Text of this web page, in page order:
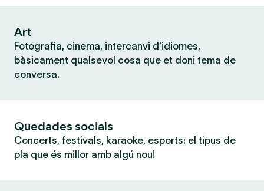
Art
Fotografia, cinema, intercanvi d'idiomes,
bàsicament qualsevol cosa que et doni tema de
conversa.
Quedades socials
Concerts, festivals, karaoke, esports: el tipus de
pla que és millor amb algú nou!